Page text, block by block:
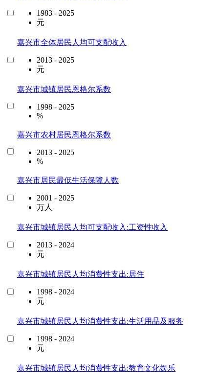
1983 - 2025
元
嘉兴市全体居民人均可支配收入
2013 - 2025
元
嘉兴市城镇居民恩格尔系数
1998 - 2025
%
嘉兴市农村居民恩格尔系数
2013 - 2025
%
嘉兴市居民最低生活保障人数
2001 - 2025
万人
嘉兴市城镇居民人均可支配收入:工资性收入
2013 - 2024
元
嘉兴市城镇居民人均消费性支出:居住
1998 - 2024
元
嘉兴市城镇居民人均消费性支出:生活用品及服务
1998 - 2024
元
嘉兴市城镇居民人均消费性支出:教育文化娱乐